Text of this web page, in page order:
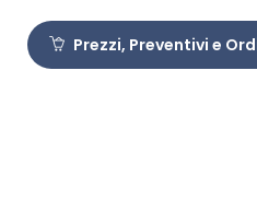
Prezzi, Preventivi e